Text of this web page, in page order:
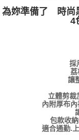
「AFTEE先享後付」，
時審查核予不同之上限
５．嚴禁一人註冊多個
恩沛科技股份有限公司
宅配
每筆NT$100，滿
國家/地區配送(非順
國家/地區配送(限中
為妳準備了 時尚
4
採
荔
讓
立體剪裁
內附厚布
包款收
適合通勤.